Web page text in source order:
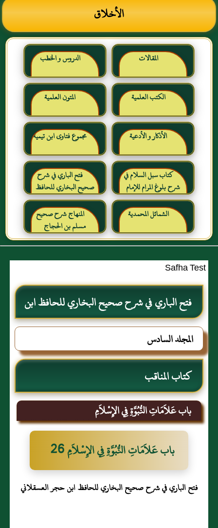
الأخلاق
المقالات الدروس و الخطب
الكتب العلمية المتون العلمية
الأذكار و الأدعية مجموع فتاوى ابن تيمية
كتاب سبل السلام في
شرح بلوغ المرام للإمام
الصنعاني رحمه الله
فتح الباري في شرح
صحيح البخاري للحافظ
ابن حجر العسقلاني
الشمائل المحمدية
المنهاج شرح صحيح
مسلم بن الحجاج
Safha Test
فتح الباري في شرح صحيح البخاري للحافظ ابن
حجر العسقلاني
المجلد السادس
كتاب المناقب
باب عَلاَمَاتِ النُّبُوَّةِ فِي الإِسْلاَمِ
باب عَلاَمَاتِ النُّبُوَّةِ فِي الإِسْلاَمِ 26
فتح الباري في شرح صحيح البخاري للحافظ ابن حجر العسقلاني